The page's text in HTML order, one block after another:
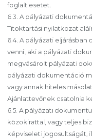
foglalt esetet.
6.3. A pályázati
Titoktartási nyilatkozat
6.4. A pályázati eljárásban
venni, aki a pályázati
megvásárolt pályázati
pályázati dokumentáció
vagy annak hiteles
Ajánlattevőnek csatolnia
6.5. A pályázati
közokirattal, vagy teljes
képviseleti jogosultságát,